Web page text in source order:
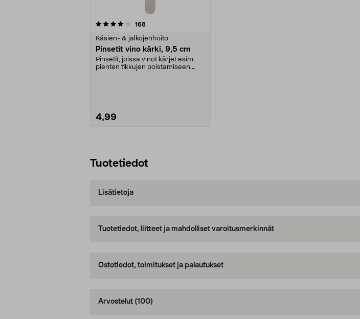
168arvostelut
Käsien- & jalkojenhoito
Pinsetit vino kärki, 9,5 cm
Pinsetit, joissa vinot kärjet esim.
pienten tikkujen poistamiseen.
4,99
Tuotetiedot
Lisätietoja
Tuotetiedot, liitteet ja mahdolliset varoitusmerkinnät
Ostotiedot, toimitukset ja palautukset
Arvostelut (100)